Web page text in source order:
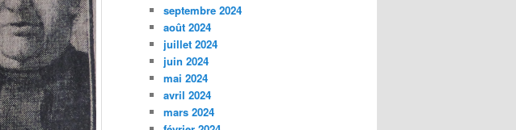
septembre 2024
août 2024
juillet 2024
juin 2024
mai 2024
avril 2024
mars 2024